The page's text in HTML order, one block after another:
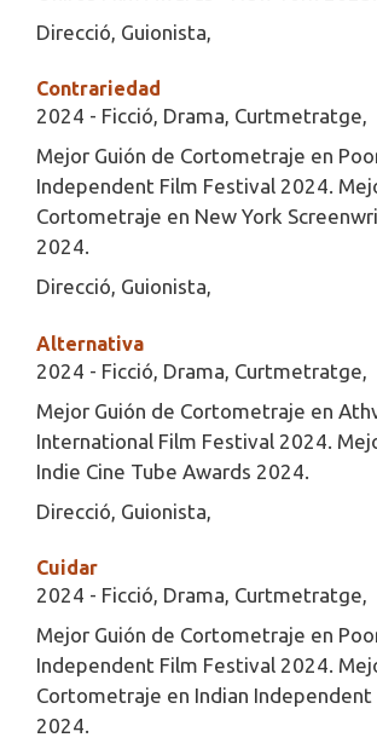
Direcció, Guionista,
Contrariedad
2024 - Ficció, Drama, Curtmetratge,
Mejor Guión de Cortometraje en
Independent Film Festival 2024.
Cortometraje en New York
2024.
Direcció, Guionista,
Alternativa
2024 - Ficció, Drama, Curtmetratge,
Mejor Guión de Cortometraje en
International Film Festival 2024.
Indie Cine Tube Awards 2024.
Direcció, Guionista,
Cuidar
2024 - Ficció, Drama, Curtmetratge,
Mejor Guión de Cortometraje en
Independent Film Festival 2024.
Cortometraje en Indian Independent
2024.